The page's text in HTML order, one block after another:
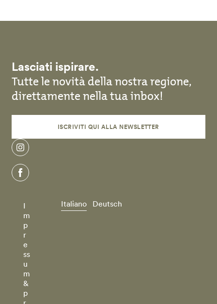
Lasciati ispirare.
Tutte le novità della nostra regione,
direttamente nella tua inbox!
ISCRIVITI QUI ALLA NEWSLETTER
instagram
facebook
I
m
p
r
e
ss
u
m
&
p
Italiano Deutsch